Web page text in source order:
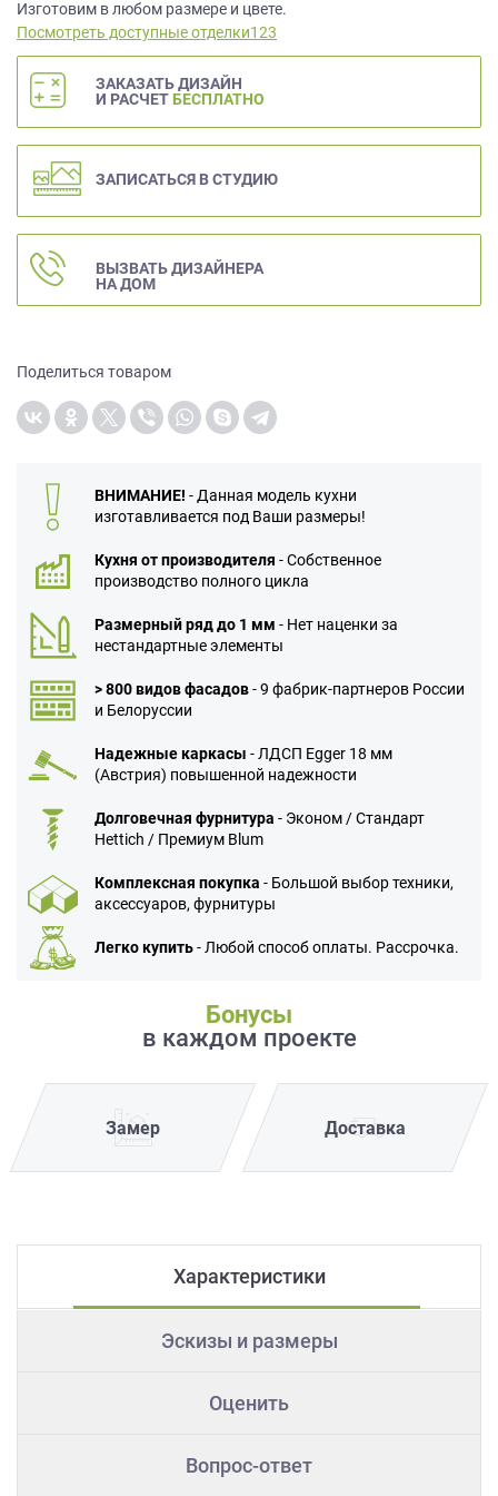
Изготовим в любом размере и цвете.
Посмотреть доступные отделки123
ЗАКАЗАТЬ ДИЗАЙН
И РАСЧЕТ БЕСПЛАТНО
ЗАПИСАТЬСЯ В СТУДИЮ
ВЫЗВАТЬ ДИЗАЙНЕРА
НА ДОМ
Поделиться товаром
ВНИМАНИЕ! - Данная модель кухни
изготавливается под Ваши размеры!
Кухня от производителя - Собственное
производство полного цикла
Размерный ряд до 1 мм - Нет наценки за
нестандартные элементы
> 800 видов фасадов- 9 фабрик-партнеров России
и Белоруссии
Надежные каркасы - ЛДСП Egger 18 мм
(Австрия) повышенной надежности
Долговечная фурнитура - Эконом / Стандарт
Hettich / Премиум Blum
Комплексная покупка - Большой выбор техники,
аксессуаров, фурнитуры
Легко купить- Любой способ оплаты. Рассрочка.
Бонусы
в каждом проекте
Замер Доставка
Характеристики
Эскизы и размеры
Оценить
Вопрос-ответ
данных.